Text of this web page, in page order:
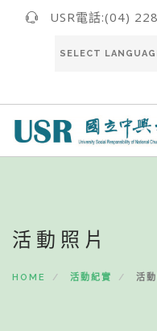
USR電話:(04)
USR團隊USR TEAM
活動照片
HOME 活動紀實 活